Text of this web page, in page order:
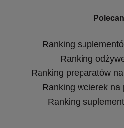
Ranking
Ranking
Ranking preparatów
Ranking wcierek na
Ranking